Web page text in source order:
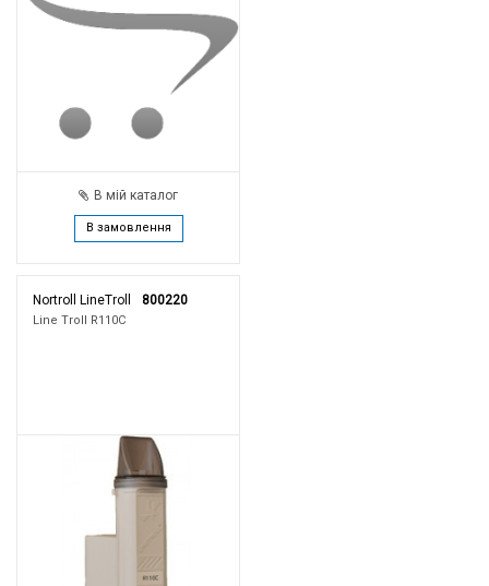
В мій каталог
В замовлення
Nortroll LineTroll 800220
Line Troll R110C